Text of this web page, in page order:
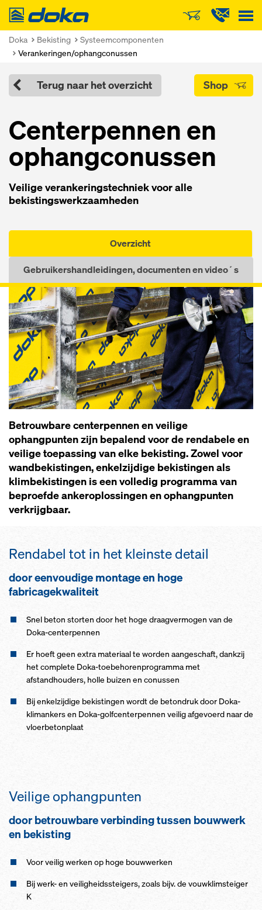
Doka
Doka Bekisting
Systeemcomponenten
Verankeringen/ophangconussen
Terug naar het overzicht Shop
Centerpennen en
ophangconussen
Veilige verankeringstechniek voor alle
bekistingswerkzaamheden
Overzicht
Gebruikershandleidingen, documenten en video´s
Betrouwbare centerpennen en veilige
ophangpunten zijn bepalend voor de rendabele en
veilige toepassing van elke bekisting. Zowel voor
wandbekistingen, enkelzijdige bekistingen als
klimbekistingen is een volledig programma van
beproefde ankeroplossingen en ophangpunten
verkrijgbaar.
Rendabel tot in het kleinste detail
door eenvoudige montage en hoge
fabricagekwaliteit
Snel beton storten door het hoge draagvermogen van de
Doka-centerpennen
Er hoeft geen extra materiaal te worden aangeschaft, dankzij
het complete Doka-toebehorenprogramma met
afstandhouders, holle buizen en conussen
Bij enkelzijdige bekistingen wordt de betondruk door Doka-
klimankers en Doka-golfcenterpennen veilig afgevoerd naar de
vloerbetonplaat
Veilige ophangpunten
door betrouwbare verbinding tussen bouwwerk
en bekisting
Voor veilig werken op hoge bouwwerken
Bij werk- en veiligheidssteigers, zoals bijv. de vouwklimsteiger
K